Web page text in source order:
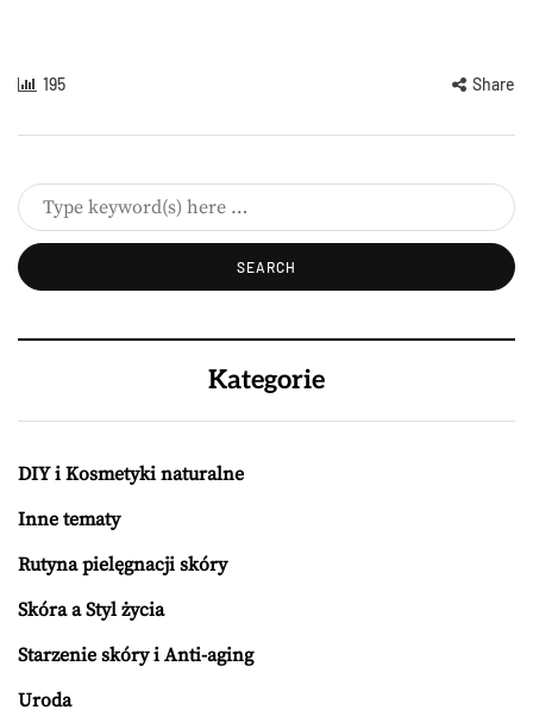
195 Share
Kategorie
DIY i Kosmetyki naturalne
Inne tematy
Rutyna pielęgnacji skóry
Skóra a Styl życia
Starzenie skóry i Anti-aging
Uroda